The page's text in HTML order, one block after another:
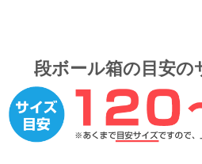
段ボール箱の目安の